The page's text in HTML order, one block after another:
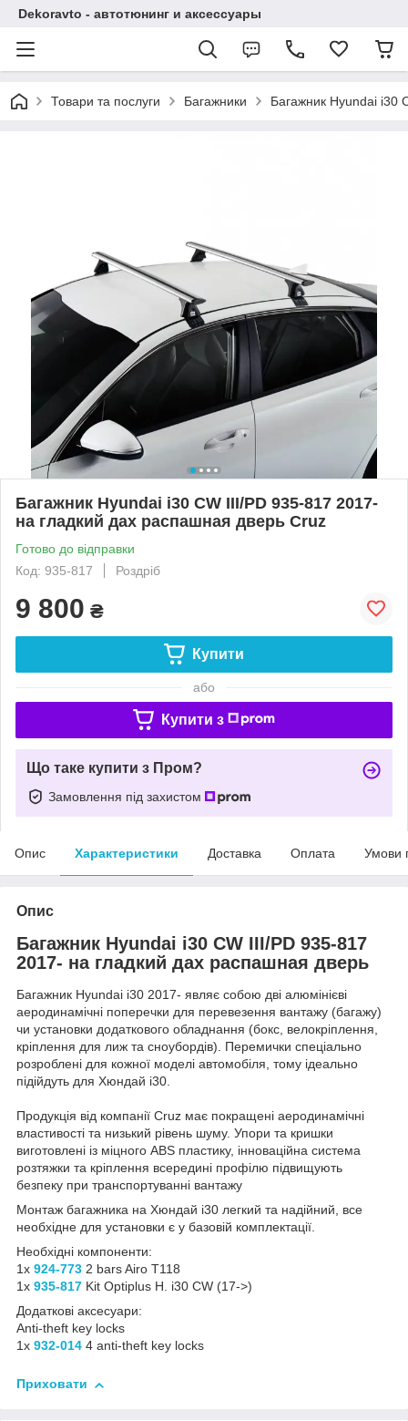
Dekoravto - автотюнинг и аксессуары
Товари та послуги Багажники Багажник Hyundai i30
Багажник Hyundai i30 CW III/PD 935-817 2017-
на гладкий дах распашная дверь Cruz
Готово до відправки
Код: 935-817
Роздріб
9 800 ₴
Купити
або
Купити з
Що таке купити з Пром?
Замовлення під захистом
Опис Характеристики Доставка Оплата Умови
Опис
Багажник Hyundai i30 CW III/PD 935-817
2017- на гладкий дах распашная дверь
Багажник Hyundai i30 2017- являє собою дві алюмінієві
аеродинамічні поперечки для перевезення вантажу (багажу)
чи установки додаткового обладнання (бокс, велокріплення,
кріплення для лиж та сноубордів). Перемички спеціально
розроблені для кожної моделі автомобіля, тому ідеально
підійдуть для Хюндай i30.
Продукція від компанії Cruz має покращені аеродинамічні
властивості та низький рівень шуму. Упори та кришки
виготовлені із міцного ABS пластику, інноваційна система
розтяжки та кріплення всередині профілю підвищують
безпеку при транспортуванні вантажу
Монтаж багажника на Хюндай i30 легкий та надійний, все
необхідне для установки є у базовій комплектації.
Необхідні компоненти:
1x 924-773 2 bars Airo T118
1x 935-817 Kit Optiplus H. i30 CW (17->)
Додаткові аксесуари:
Anti-theft key locks
1x 932-014 4 anti-theft key locks
Приховати